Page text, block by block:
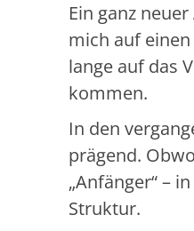
Ein ganz
mich auf
lange auf das
kommen.
In den
prägend.
„Anfänger“ –
Struktur.